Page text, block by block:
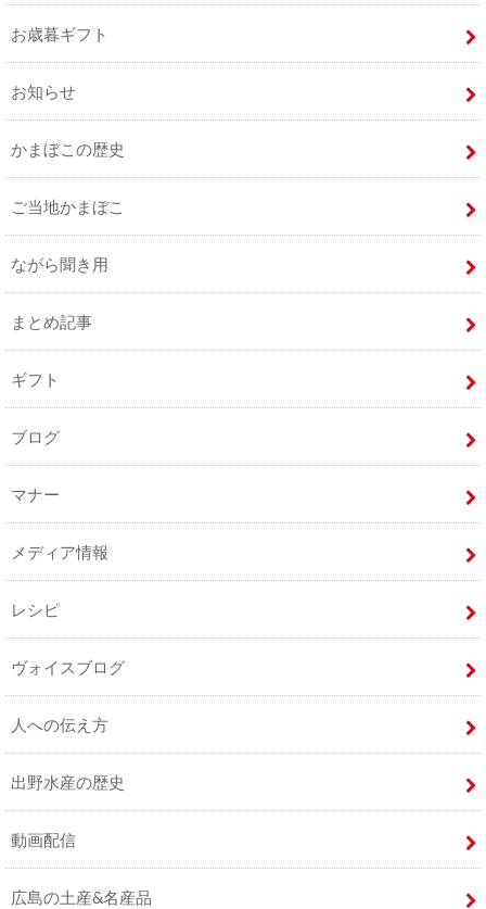
お歳暮ギフト
お知らせ
かまぼこの歴史
ご当地かまぼこ
ながら聞き用
まとめ記事
ギフト
ブログ
マナー
メディア情報
レシピ
ヴォイスブログ
人への伝え方
出野水産の歴史
動画配信
広島の土産&名産品